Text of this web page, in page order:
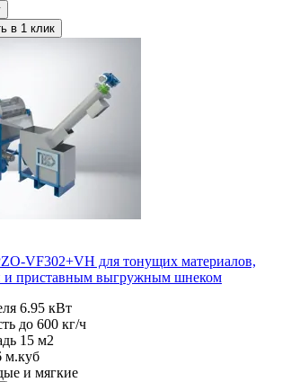
в 1 клик
VF302+VH для тонущих материалов,
и приставным выгружным шнеком
6.95 кВт
до 600 кг/ч
15 м2
м.куб
и мягкие